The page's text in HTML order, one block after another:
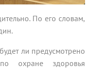
По его словам,
ли предусмотрено
охране здоровья